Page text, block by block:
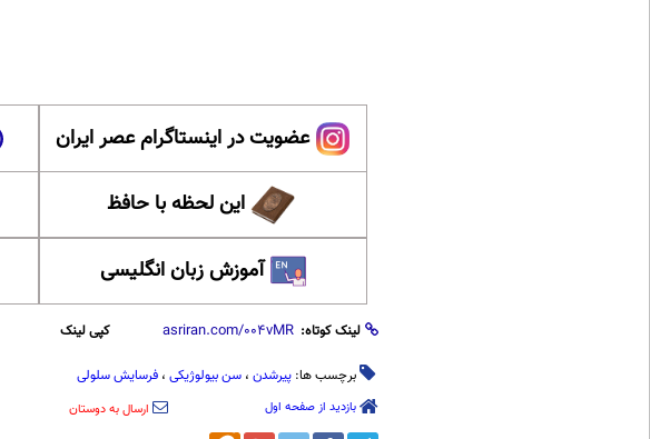
عضویت در اینستاگرام عصر ایران
این لحظه با حافظ
آموزش زبان انگلیسی
لینک کوتاه: کپی لینک
برچسب ها: پیرشدن ، سن بیولوژیکی ، فرسایش سلولی
بازدید از صفحه اول ارسال به دوستان